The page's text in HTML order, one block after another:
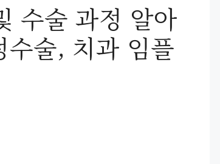
수술 과정 알아
술, 치과 임플